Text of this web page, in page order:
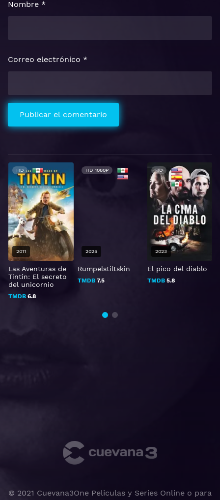
Nombre *
Correo electrónico *
Las Aventuras de
Tintin: El secreto
del unicornio
TMDB6.8
HD
2011
Rumpelstiltskin
TMDB 7.5
HD 1080P
2025
El pico del diablo
TMDB5.8
HD
2023
© 2021 Cuevana3One Peliculas y Series Online o para